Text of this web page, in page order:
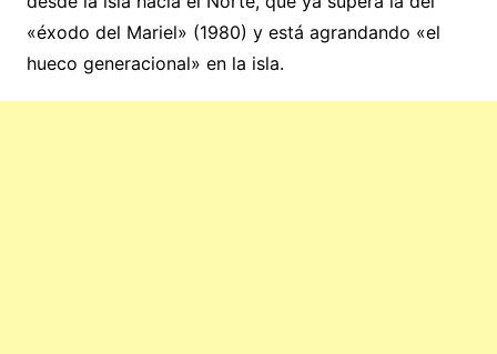
«éxodo del Mariel» (1980) y está agrandando «el
hueco generacional» en la isla.